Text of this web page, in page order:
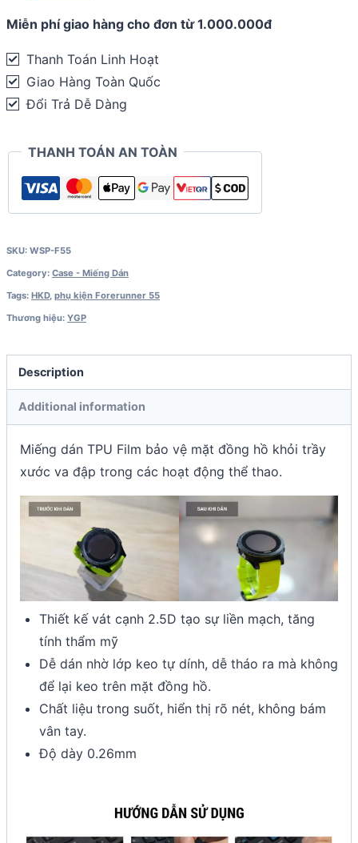
trầy
Garmin
Forerunner
55
miếng)
quantity
Miễn phí giao hàng cho đơn từ 1.000.000đ
Thanh Toán Linh Hoạt
Giao Hàng Toàn Quốc
Đổi Trả Dễ Dàng
THANH TOÁN AN TOÀN
SKU: WSP-F55
Category: Case - Miếng Dán
Tags: HKD, phụ kiện Forerunner 55
Thương hiệu: YGP
Description
Additional information
Miếng dán TPU Film bảo vệ mặt đồng hồ khỏi trầy
xước va đập trong các hoạt động thể thao.
Thiết kế vát cạnh 2.5D tạo sự liền mạch, tăng
tính thẩm mỹ
Dễ dán nhờ lớp keo tự dính, dễ tháo ra mà không
để lại keo trên mặt đồng hồ.
Chất liệu trong suốt, hiển thị rõ nét, không bám
vân tay.
Độ dày 0.26mm